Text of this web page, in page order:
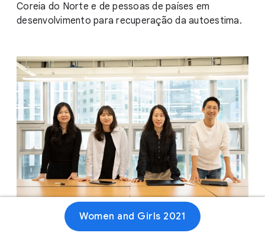
Coreia do Norte e de pessoas de países em
desenvolvimento para recuperação da autoestima.
Women and Girls 2021